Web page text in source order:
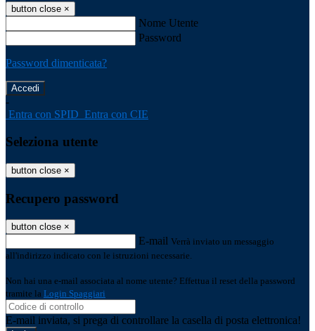
button close ×
Nome Utente
Password
Password dimenticata?
-
Entra con SPID Entra con CIE
Seleziona utente
button close ×
Recupero password
button close ×
E-mail Verrà inviato un messaggio
all'indirizzo indicato con le istruzioni necessarie.
Non hai una e-mail associata al nome utente? Effettua il reset della password
tramite la Login Spaggiari
E-mail inviata, si prega di controllare la casella di posta elettronica!